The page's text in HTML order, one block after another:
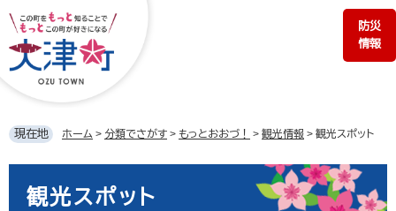
ジ
の
す。
ュ
ー
し
防災
情報
現在地 ホーム > 分類でさがす > もっとおおづ！ > 観光情報 > 観光スポット
観光スポット